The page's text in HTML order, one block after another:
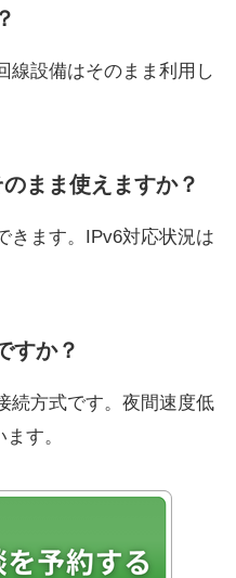
線設備はそのまま利用し
まま使えますか？
きます。IPv6対応状況は
すか？
続方式です。夜間速度低
す。